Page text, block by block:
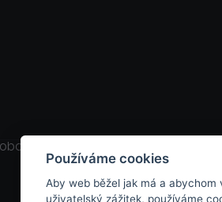
podmínky
Používáme cookies
Aby web běžel jak má a
uživatelský zážitek, používáme